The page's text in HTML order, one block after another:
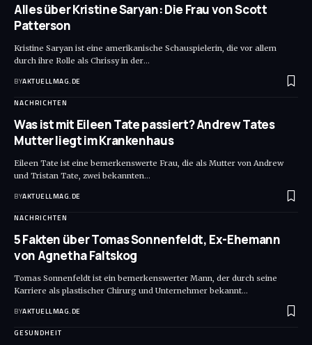
Alles über Kristine Saryan: Die Frau von Scott
Patterson
Kristine Saryan ist eine amerikanische Schauspielerin, die vor allem
durch ihre Rolle als Chrissy in der…
BYAKTUELLMAG.DE
NACHRICHTEN
Was ist mit Eileen Tate passiert? Andrew Tates
Mutter liegt im Krankenhaus
Eileen Tate ist eine bemerkenswerte Frau, die als Mutter von Andrew
und Tristan Tate, zwei bekannten…
BYAKTUELLMAG.DE
NACHRICHTEN
5 Fakten über Tomas Sonnenfeldt, Ex-Ehemann
von Agnetha Faltskog
Tomas Sonnenfeldt ist ein bemerkenswerter Mann, der durch seine
Karriere als plastischer Chirurg und Unternehmer bekannt…
BYAKTUELLMAG.DE
GESUNDHEIT